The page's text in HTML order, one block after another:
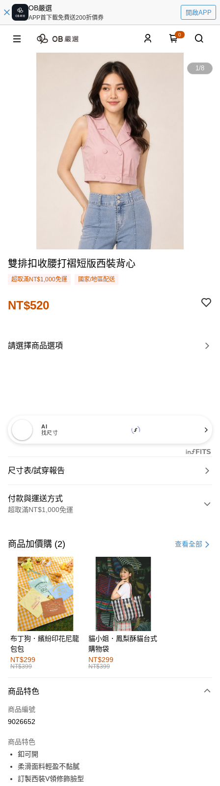
OB嚴選
APP首下載免費送200折價券
開啟APP
0
1/8
雙排扣收腰打褶短版西裝背心
超取滿NT$1,000免運 國家/地區配送
NT$520
請選擇商品選項
AI
找尺寸
尺寸表/試穿報告
付款與運送方式
超取滿NT$1,000免運
信用卡一次付款
購物金
超商取貨付款
LINE Pay
街口支付
運送方式
全家取貨付款
每筆NT$60，滿NT$1,000(含以上)免運費
付款後全家取貨
萊爾富取貨付款
付款後萊爾富取貨
每筆NT$60，滿NT$1,000(含以上)免運費
7-11取貨付款
商品加價購 (2) 查看全部
布丁狗．繽紛印花尼龍
包包
NT$299
NT$399
貓小姐．鳳梨酥貓台式
購物袋
NT$299
NT$399
商品特色
商品編號
9026652
商品特色
釦可開
柔滑面料輕盈不黏膩
訂製西裝V領修飾臉型